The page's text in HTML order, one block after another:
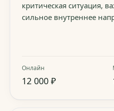
критическая ситуация,
сильное внутреннее
Онлайн
12 000 ₽